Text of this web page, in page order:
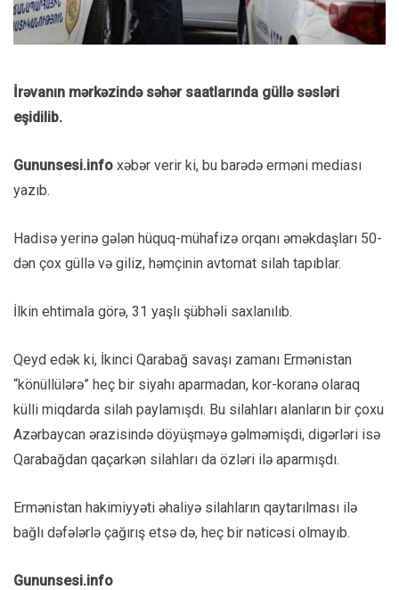
İrəvanın mərkəzində səhər saatlarında güllə səsləri
eşidilib.
Gununsesi.info xəbər verir ki, bu barədə erməni mediası
yazıb.
Hadisə yerinə gələn hüquq-mühafizə orqanı əməkdaşları 50-
dən çox güllə və giliz, həmçinin avtomat silah tapıblar.
İlkin ehtimala görə, 31 yaşlı şübhəli saxlanılıb.
Qeyd edək ki, İkinci Qarabağ savaşı zamanı Ermənistan
“könüllülərə” heç bir siyahı aparmadan, kor-koranə olaraq
külli miqdarda silah paylamışdı. Bu silahları alanların bir çoxu
Azərbaycan ərazisində döyüşməyə gəlməmişdi, digərləri isə
Qarabağdan qaçarkən silahları da özləri ilə aparmışdı.
Ermənistan hakimiyyəti əhaliyə silahların qaytarılması ilə
bağlı dəfələrlə çağırış etsə də, heç bir nəticəsi olmayıb.
Gununsesi.info